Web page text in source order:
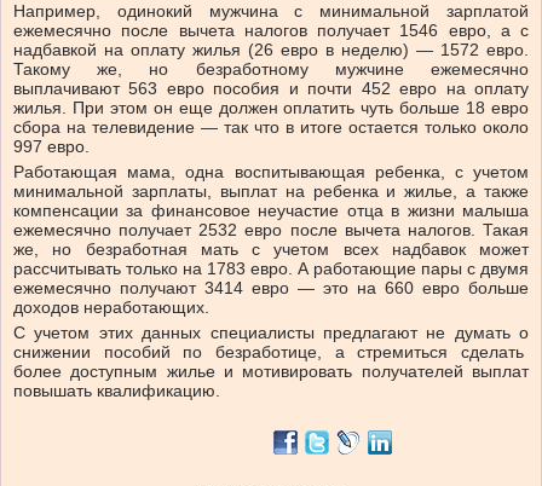
Например, одинокий мужчина с минимальной зарплатой
ежемесячно после вычета налогов получает 1546 евро, а с
надбавкой на оплату жилья (26 евро в неделю) — 1572 евро.
Такому же, но безработному мужчине ежемесячно
выплачивают 563 евро пособия и почти 452 евро на оплату
жилья. При этом он еще должен оплатить чуть больше 18 евро
сбора на телевидение — так что в итоге остается только около
997 евро.
Работающая мама, одна воспитывающая ребенка, с учетом
минимальной зарплаты, выплат на ребенка и жилье, а также
компенсации за финансовое неучастие отца в жизни малыша
ежемесячно получает 2532 евро после вычета налогов. Такая
же, но безработная мать с учетом всех надбавок может
рассчитывать только на 1783 евро. А работающие пары с двумя
ежемесячно получают 3414 евро — это на 660 евро больше
доходов неработающих.
С учетом этих данных специалисты предлагают не думать о
снижении пособий по безработице, а стремиться сделать
более доступным жилье и мотивировать получателей выплат
повышать квалификацию.